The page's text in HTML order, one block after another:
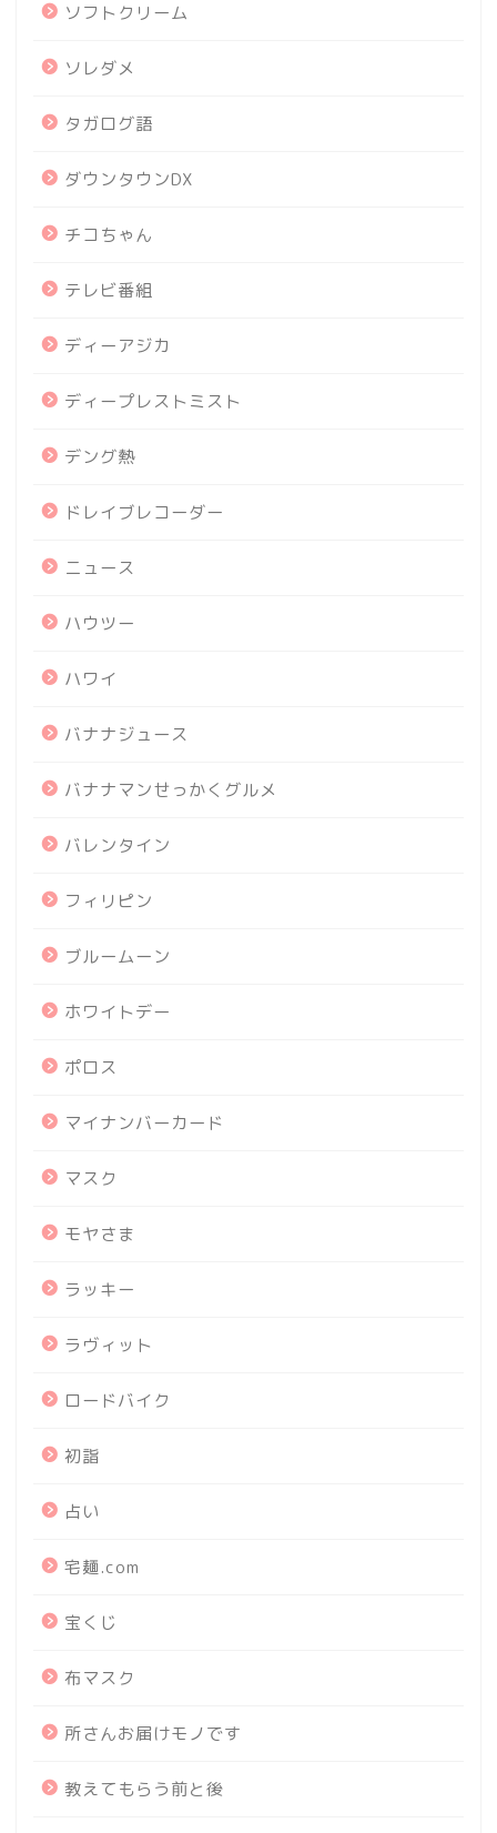
ソフトクリーム
ソレダメ
タガログ語
ダウンタウンDX
チコちゃん
テレビ番組
ディーアジカ
ディープレストミスト
デング熱
ドレイブレコーダー
ニュース
ハウツー
ハワイ
バナナジュース
バナナマンせっかくグルメ
バレンタイン
フィリピン
ブルームーン
ホワイトデー
ポロス
マイナンバーカード
マスク
モヤさま
ラッキー
ラヴィット
ロードバイク
初詣
占い
宅麺.com
宝くじ
布マスク
所さんお届けモノです
教えてもらう前と後